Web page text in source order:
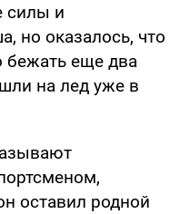
силы и
но оказалось, что
бежать еще два
на лед уже в
оставил родной